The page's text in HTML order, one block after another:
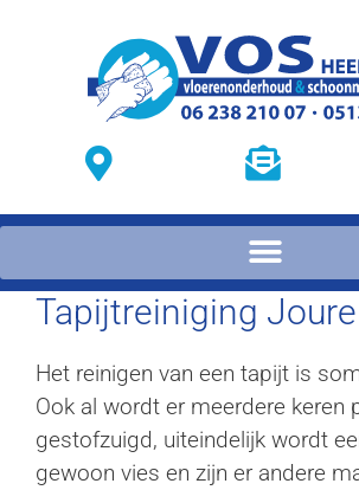
Tapijtreiniging Joure
Het reinigen van een tapijt is
Ook al wordt er meerdere keren
gestofzuigd, uiteindelijk wordt
gewoon vies en zijn er andere